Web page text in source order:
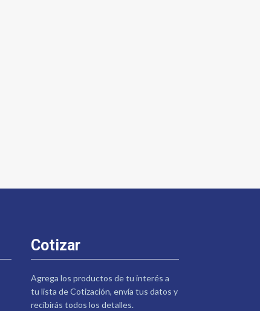
Cotizar
Agrega los productos de tu interés a
tu lista de Cotización, envía tus datos y
recibirás todos los detalles.